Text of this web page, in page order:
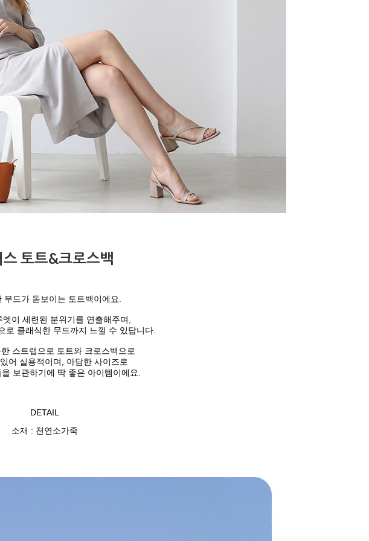
토트&크로스백
무드가 돋보이는 토트백이에요.
엣이 세련된 분위기를 연출해주며,
로 클래식한 무드까지 느낄 수 있답니다.
스트랩으로 토트와 크로스백으로
어 실용적이며, 아담한 사이즈로
보관하기에 딱 좋은 아이템이에요.
DETAIL
소재 : 천연소가죽